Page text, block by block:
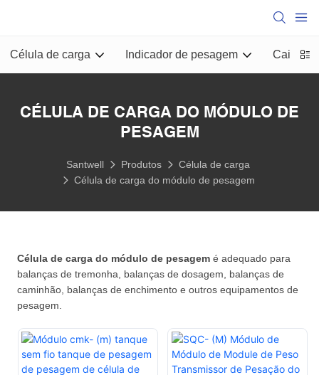
Célula de carga Indicador de pesagem Caixa
CÉLULA DE CARGA DO MÓDULO DE
PESAGEM
Santwell Produtos
Célula de carga
Célula de carga do módulo de pesagem
Célula de carga do módulo de pesagem é adequado para
balanças de tremonha, balanças de dosagem, balanças de
caminhão, balanças de enchimento e outros equipamentos de
pesagem.